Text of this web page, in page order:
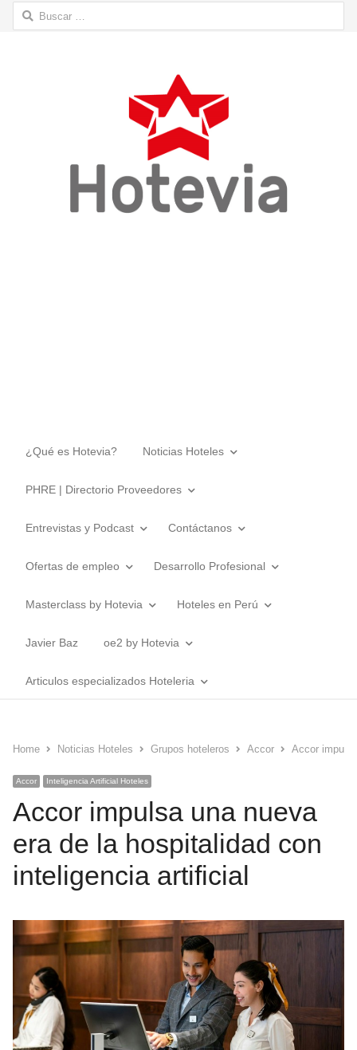
Buscar:
¿Qué es Hotevia? Noticias Hoteles
PHRE | Directorio Proveedores
Entrevistas y Podcast Contáctanos
Ofertas de empleo Desarrollo Profesional
Masterclass by Hotevia Hoteles en Perú
Javier Baz oe2 by Hotevia
Articulos especializados Hoteleria
Home Noticias Hoteles Grupos hoteleros Accor Accor
Accor Inteligencia Artificial Hoteles
Accor impulsa una nueva
era de la hospitalidad con
inteligencia artificial